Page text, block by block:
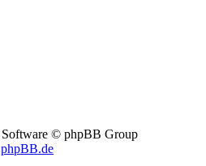
© phpBB Group
phpBB.de